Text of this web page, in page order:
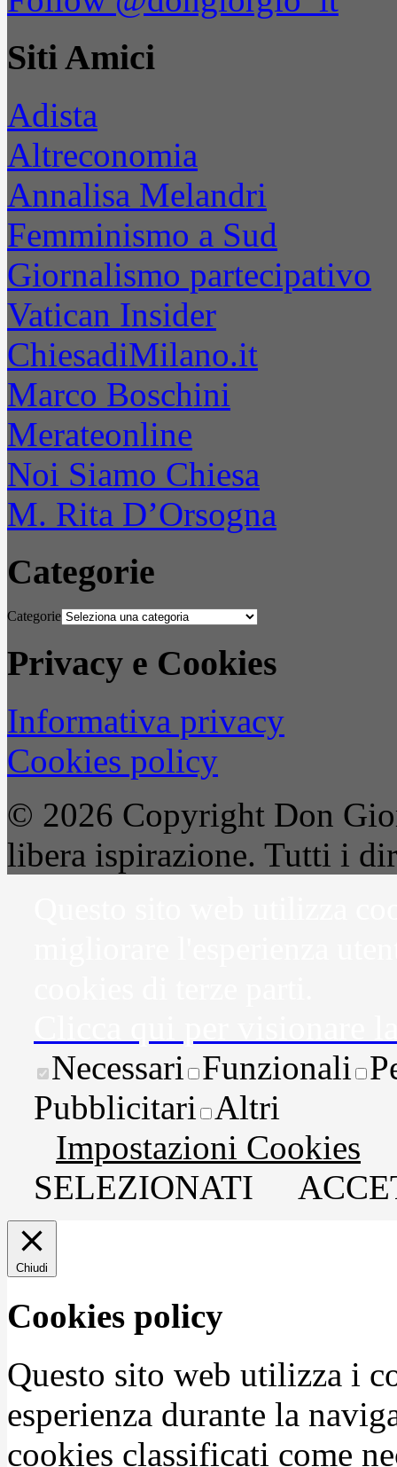
Siti Amici
Adista
Altreconomia
Annalisa Melandri
Femminismo a Sud
Giornalismo partecipativo
Vatican Insider
ChiesadiMilano.it
Marco Boschini
Merateonline
Noi Siamo Chiesa
M. Rita D’Orsogna
Categorie
Categorie
Privacy e Cookies
Informativa privacy
Cookies policy
© 2026 Copyright Don
libera ispirazione. Tutti i
Necessari Funzionali
Pubblicitari Altri
Impostazioni Cookies
SELEZIONATI
Chiudi
Cookies policy
Questo sito web utilizza i
esperienza durante la
cookies classificati come